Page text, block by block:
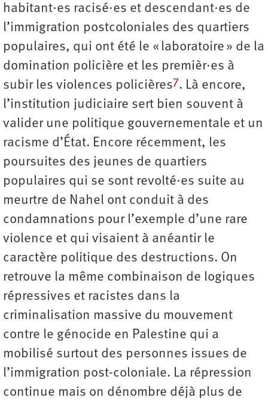
habitant·es racisé·es et descendant·es de
l’immigration postcoloniales des quartiers
populaires, qui ont été le « laboratoire » de la
domination policière et les premièr·es à
subir les violences policières7. Là encore,
l’institution judiciaire sert bien souvent à
valider une politique gouvernementale et un
racisme d’État. Encore récemment, les
poursuites des jeunes de quartiers
populaires qui se sont revolté·es suite au
meurtre de Nahel ont conduit à des
condamnations pour l’exemple d’une rare
violence et qui visaient à anéantir le
caractère politique des destructions. On
retrouve la même combinaison de logiques
répressives et racistes dans la
criminalisation massive du mouvement
contre le génocide en Palestine qui a
mobilisé surtout des personnes issues de
l’immigration post-coloniale. La répression
continue mais on dénombre déjà plus de